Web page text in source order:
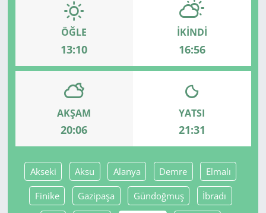
ÖĞLE
13:10
İKINDI
16:56
AKŞAM
20:06
YATSI
21:31
Akseki Aksu Alanya Demre Elmalı
Finike Gazipaşa Gündoğmuş İbradı